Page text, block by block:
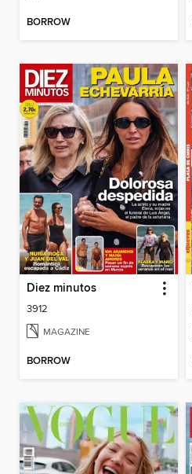
BORROW
Diez minutos
3912
MAGAZINE
BORROW